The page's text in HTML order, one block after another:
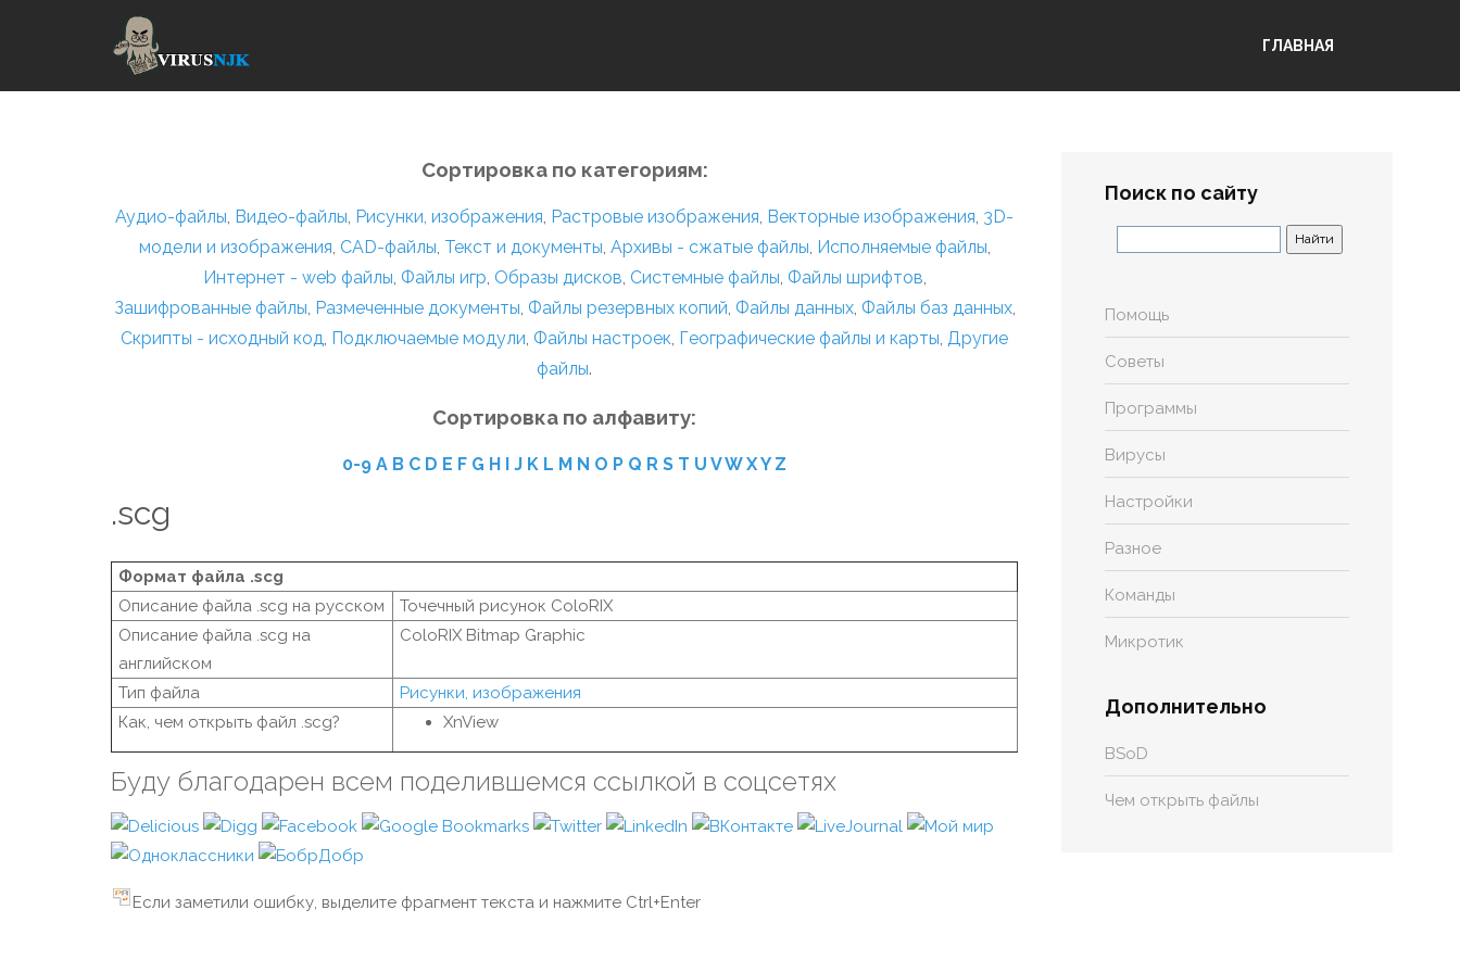
ГЛАВНАЯ
Сортировка по категориям:
Аудио-файлы, Видео-файлы, Рисунки, изображения, Растровые изображения, Векторные изображения, 3D-
модели и изображения, CAD-файлы, Текст и документы, Архивы - сжатые файлы, Исполняемые файлы,
Интернет - web файлы, Файлы игр, Образы дисков, Системные файлы, Файлы шрифтов,
Зашифрованные файлы, Размеченные документы, Файлы резервных копий, Файлы данных, Файлы баз данных,
Скрипты - исходный код, Подключаемые модули, Файлы настроек, Географические файлы и карты, Другие
файлы.
Сортировка по алфавиту:
0-9 A B C D E F G H I J K L M N O P Q R S T U VW XY Z
.scg
Формат файла .scg
Описание файла .scg на русском
Точечный рисунок ColoRIX
Описание файла .scg на
английском
ColoRIX Bitmap Graphic
Тип файла
Рисунки, изображения
Как, чем открыть файл .scg?
XnView
Буду благодарен всем поделившемся ссылкой в соцсетях
Если заметили ошибку, выделите фрагмент текста и нажмите Ctrl+Enter
Поиск по сайту
Помощь
Советы
Программы
Вирусы
Настройки
Разное
Команды
Микротик
Дополнительно
BSoD
Чем открыть файлы